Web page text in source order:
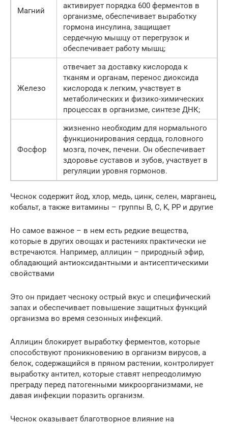
Магний
активирует порядка 600 ферментов в
организме, обеспечивает выработку
гормона инсулина, защищает
сердечную мышцу от перегрузок и
обеспечивает работу мышц;
Железо
отвечает за доставку кислорода к
тканям и органам, перенос диоксида
кислорода к легким, участвует в
метаболических и физико-химических
процессах в организме, синтезе ДНК;
Фосфор
жизненно необходим для нормального
функционирования сердца, головного
мозга, почек, печени. Он обеспечивает
здоровье суставов и зубов, участвует в
регуляции уровня гормонов.
Чеснок содержит йод, хлор, медь, цинк, селен, марганец,
кобальт, а также витамины – группы B, C, K, PP и другие
Но самое важное – в нем есть редкие вещества,
которые в других овощах и растениях практически не
встречаются. Например, аллицин – природный эфир,
обладающий антиоксидантными и антисептическими
свойствами
Это он придает чесноку острый вкус и специфический
запах и обеспечивает повышение защитных функций
организма во время сезонных инфекций.
Аллицин блокирует выработку ферментов, которые
способствуют проникновению в организм вирусов, а
белок, содержащийся в пряном растении, контролирует
выработку антител, которые ставят непреодолимую
преграду перед патогенными микроорганизмами, не
давая инфекции поразить организм.
Чеснок оказывает благотворное влияние на